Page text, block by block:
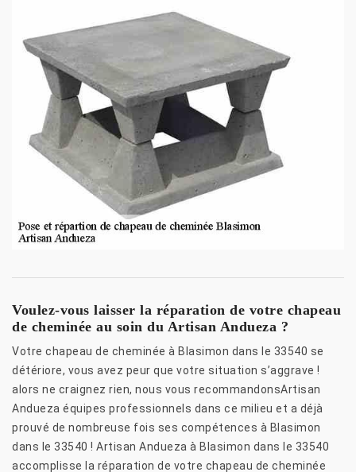
Voulez-vous laisser la réparation de votre chapeau
de cheminée au soin du Artisan Andueza ?
Votre chapeau de cheminée à Blasimon dans le 33540 se
détériore, vous avez peur que votre situation s’aggrave !
alors ne craignez rien, nous vous recommandonsArtisan
Andueza équipes professionnels dans ce milieu et a déjà
prouvé de nombreuse fois ses compétences à Blasimon
dans le 33540 ! Artisan Andueza à Blasimon dans le 33540
accomplisse la réparation de votre chapeau de cheminée